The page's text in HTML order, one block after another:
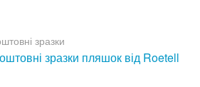
зразки
зразки пляшок від Roetell